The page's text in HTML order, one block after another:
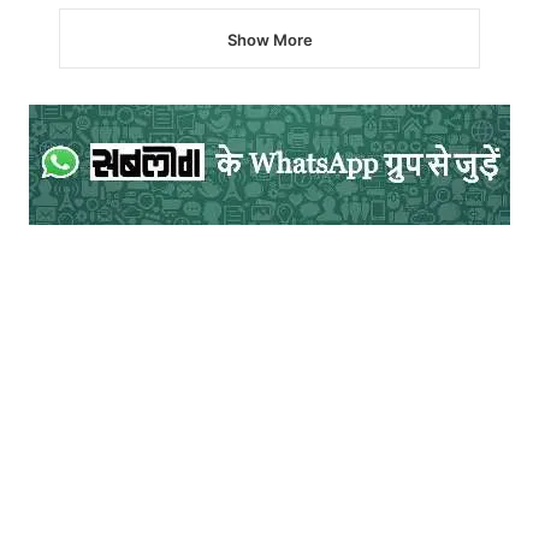
सहज अनाड़ीपने में उसे हस्त मैथुन का तरीक़ा मिलता
उसका वीडियो बन जाता है और वह आम (वायरल) भी
हो जाता है…। यहाँ फिर सवाल कि वीडियो बनता
कैसे है? विवेक खुद तो बनाये और फैलायेगा नहीं!! तो